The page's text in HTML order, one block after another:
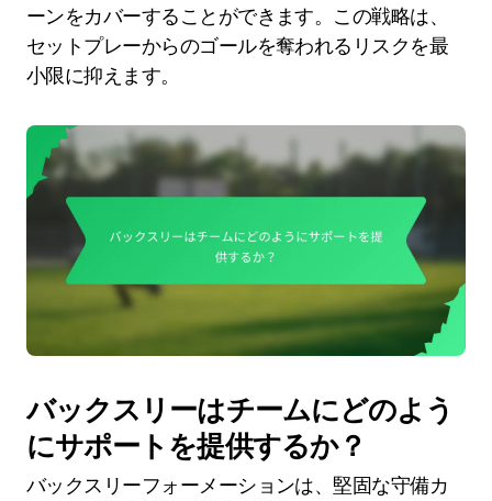
ーンをカバーすることができます。この戦略は、
セットプレーからのゴールを奪われるリスクを最
小限に抑えます。
バックスリーはチームにどのよう
にサポートを提供するか？
バックスリーフォーメーションは、堅固な守備カ